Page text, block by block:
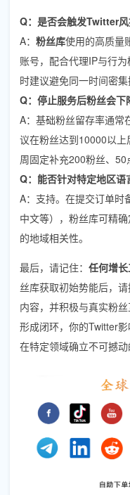
Q：是否会触发Twitter风
A： 粉丝库使用的高质量
账号，配合代理IP与行
时建议避免同一时间密
Q：停止服务后粉丝会下
A：基础粉丝留存率通常
议在粉丝达到10000以上
周固定补充200粉丝、50
Q：能否针对特定地区语
A：支持。在提交订单时
中文等），粉丝库可精
的地域相关性。
最后，请记住： 任何增长
丝库获取初始势能后，
内容，并积极与真实粉
形成闭环，你的Twitter影
在特定领域确立不可撼动